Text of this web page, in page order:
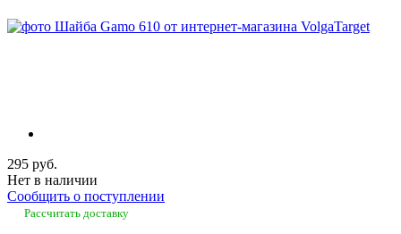
295 руб.
Нет в наличии
Сообщить о поступлении
Рассчитать доставку